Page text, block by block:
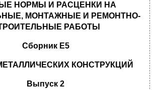
НОРМЫ И РАСЦЕНКИ НА
МОНТАЖНЫЕ И РЕМОНТНО-
РАБОТЫ
Сборник Е5
КОНСТРУКЦИЙ
Выпуск 2